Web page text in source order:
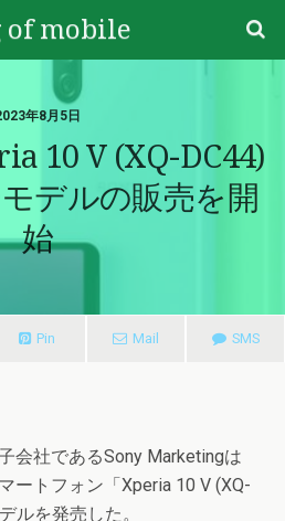
of mobile
年8月5日
10 V (XQ-DC44)
デルの販売を開
始
Pin Mail SMS
会社であるSony Marketingは
ートフォン「Xperia 10 V (XQ-
ルを発売した。